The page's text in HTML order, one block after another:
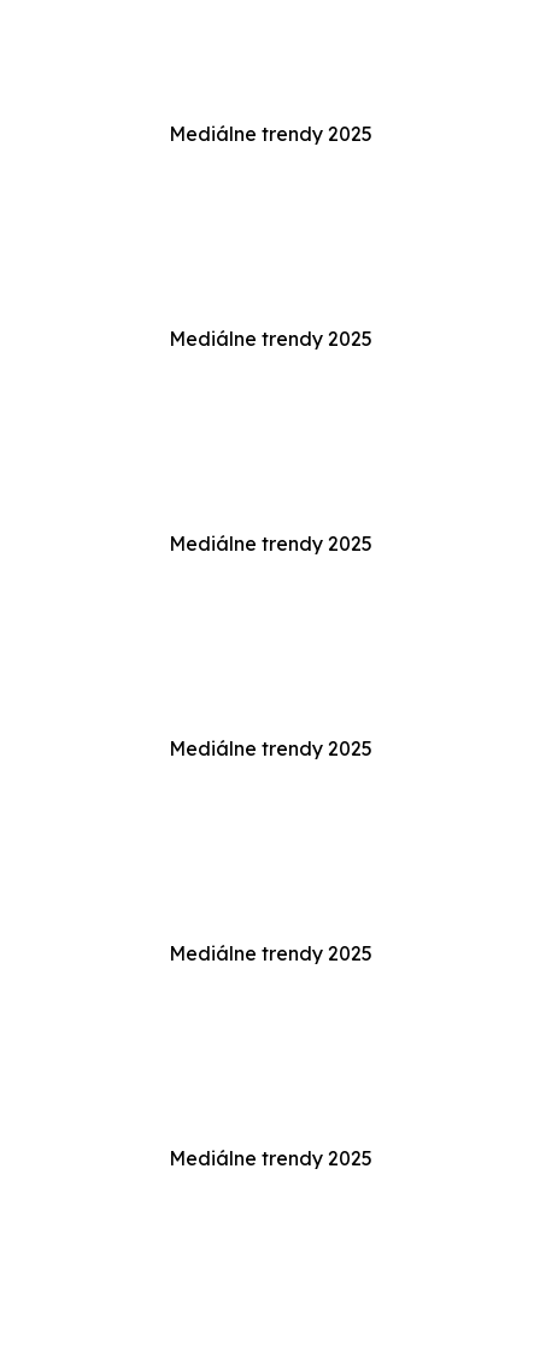
Mediálne trendy 2025
Mediálne trendy 2025
Mediálne trendy 2025
Mediálne trendy 2025
Mediálne trendy 2025
Mediálne trendy 2025